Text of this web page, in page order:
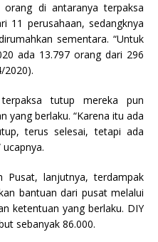
di antaranya terpaksa
11 perusahaan, sedangknya
sementara. “Untuk
ada 13.797 orang dari 296
2020).
tutup mereka pun
yang berlaku. “Karena itu ada
terus selesai, tetapi ada
Pusat, lanjutnya, terdampak
bantuan dari pusat melalui
ketentuan yang berlaku. DIY
sebanyak 86.000.